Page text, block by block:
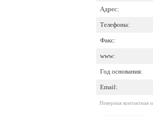
Адрес:
Телефоны:
Факс:
www:
Год основания:
Email:
Неверная контактная